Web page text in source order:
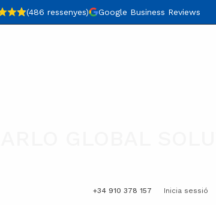
(486 ressenyes) Google Business Reviews
+34 910 378 157 Inicia sessió